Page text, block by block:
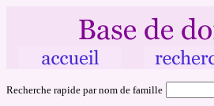
Recherche rapide par nom de famille